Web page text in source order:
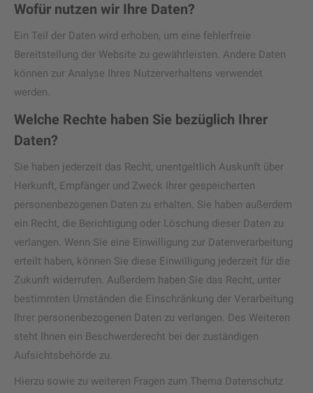
Wofür nutzen wir Ihre Daten?
Ein Teil der Daten wird erhoben, um eine fehlerfreie
Bereitstellung der Website zu gewährleisten. Andere Daten
können zur Analyse Ihres Nutzerverhaltens verwendet
werden.
Welche Rechte haben Sie bezüglich Ihrer
Daten?
Sie haben jederzeit das Recht, unentgeltlich Auskunft über
Herkunft, Empfänger und Zweck Ihrer gespeicherten
personenbezogenen Daten zu erhalten. Sie haben außerdem
ein Recht, die Berichtigung oder Löschung dieser Daten zu
verlangen. Wenn Sie eine Einwilligung zur Datenverarbeitung
erteilt haben, können Sie diese Einwilligung jederzeit für die
Zukunft widerrufen. Außerdem haben Sie das Recht, unter
bestimmten Umständen die Einschränkung der Verarbeitung
Ihrer personenbezogenen Daten zu verlangen. Des Weiteren
steht Ihnen ein Beschwerderecht bei der zuständigen
Aufsichtsbehörde zu.
Hierzu sowie zu weiteren Fragen zum Thema Datenschutz